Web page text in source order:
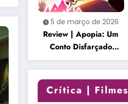
5 de março de 2026
Review | Apopia: Um
Conto Disfarçado
transforma um mundo
fofo em uma história
inquietante
Crítica | Filmes